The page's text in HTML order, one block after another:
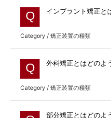
Q インプラント矯正と
Category / 矯正装置の種類
Q 外科矯正とはどのよ
Category / 矯正装置の種類
部分矯正とはどのよ